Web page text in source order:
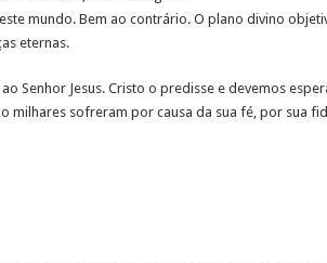
mundo. Bem ao contrário. O plano divino
eternas.
Senhor Jesus. Cristo o predisse e devemos
milhares sofreram por causa da sua fé, por sua